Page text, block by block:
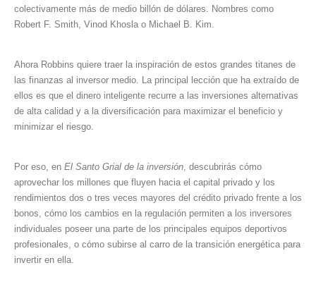
colectivamente más de medio billón de dólares. Nombres como
Robert F. Smith, Vinod Khosla o Michael B. Kim.
Ahora Robbins quiere traer la inspiración de estos grandes titanes de
las finanzas al inversor medio. La principal lección que ha extraído de
ellos es que el dinero inteligente recurre a las inversiones alternativas
de alta calidad y a la diversificación para maximizar el beneficio y
minimizar el riesgo.
Por eso, en El Santo Grial de la inversión, descubrirás cómo
aprovechar los millones que fluyen hacia el capital privado y los
rendimientos dos o tres veces mayores del crédito privado frente a los
bonos, cómo los cambios en la regulación permiten a los inversores
individuales poseer una parte de los principales equipos deportivos
profesionales, o cómo subirse al carro de la transición energética para
invertir en ella.